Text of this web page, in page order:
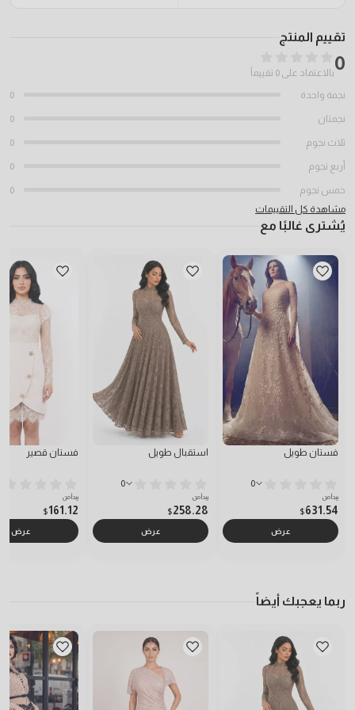
تقييم المنتج
0بالاعتماد على 0 تقييماً
نجمة واحدة
0
نجمتان 0
ثلاث نجوم 0
أربع نجوم 0
خمس نجوم
0
مشاهدة كل التقييمات
يُشترى غالبًا مع
فستان طويل
0
يبدأ من
631.54
$
عرض
استقبال طويل
0
يبدأ من
258.28
$
عرض
فستان قصير
يبدأ من
161.12
$
عرض
ربما يعجبك أيضاً